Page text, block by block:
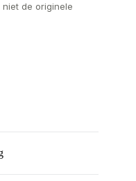
de originele